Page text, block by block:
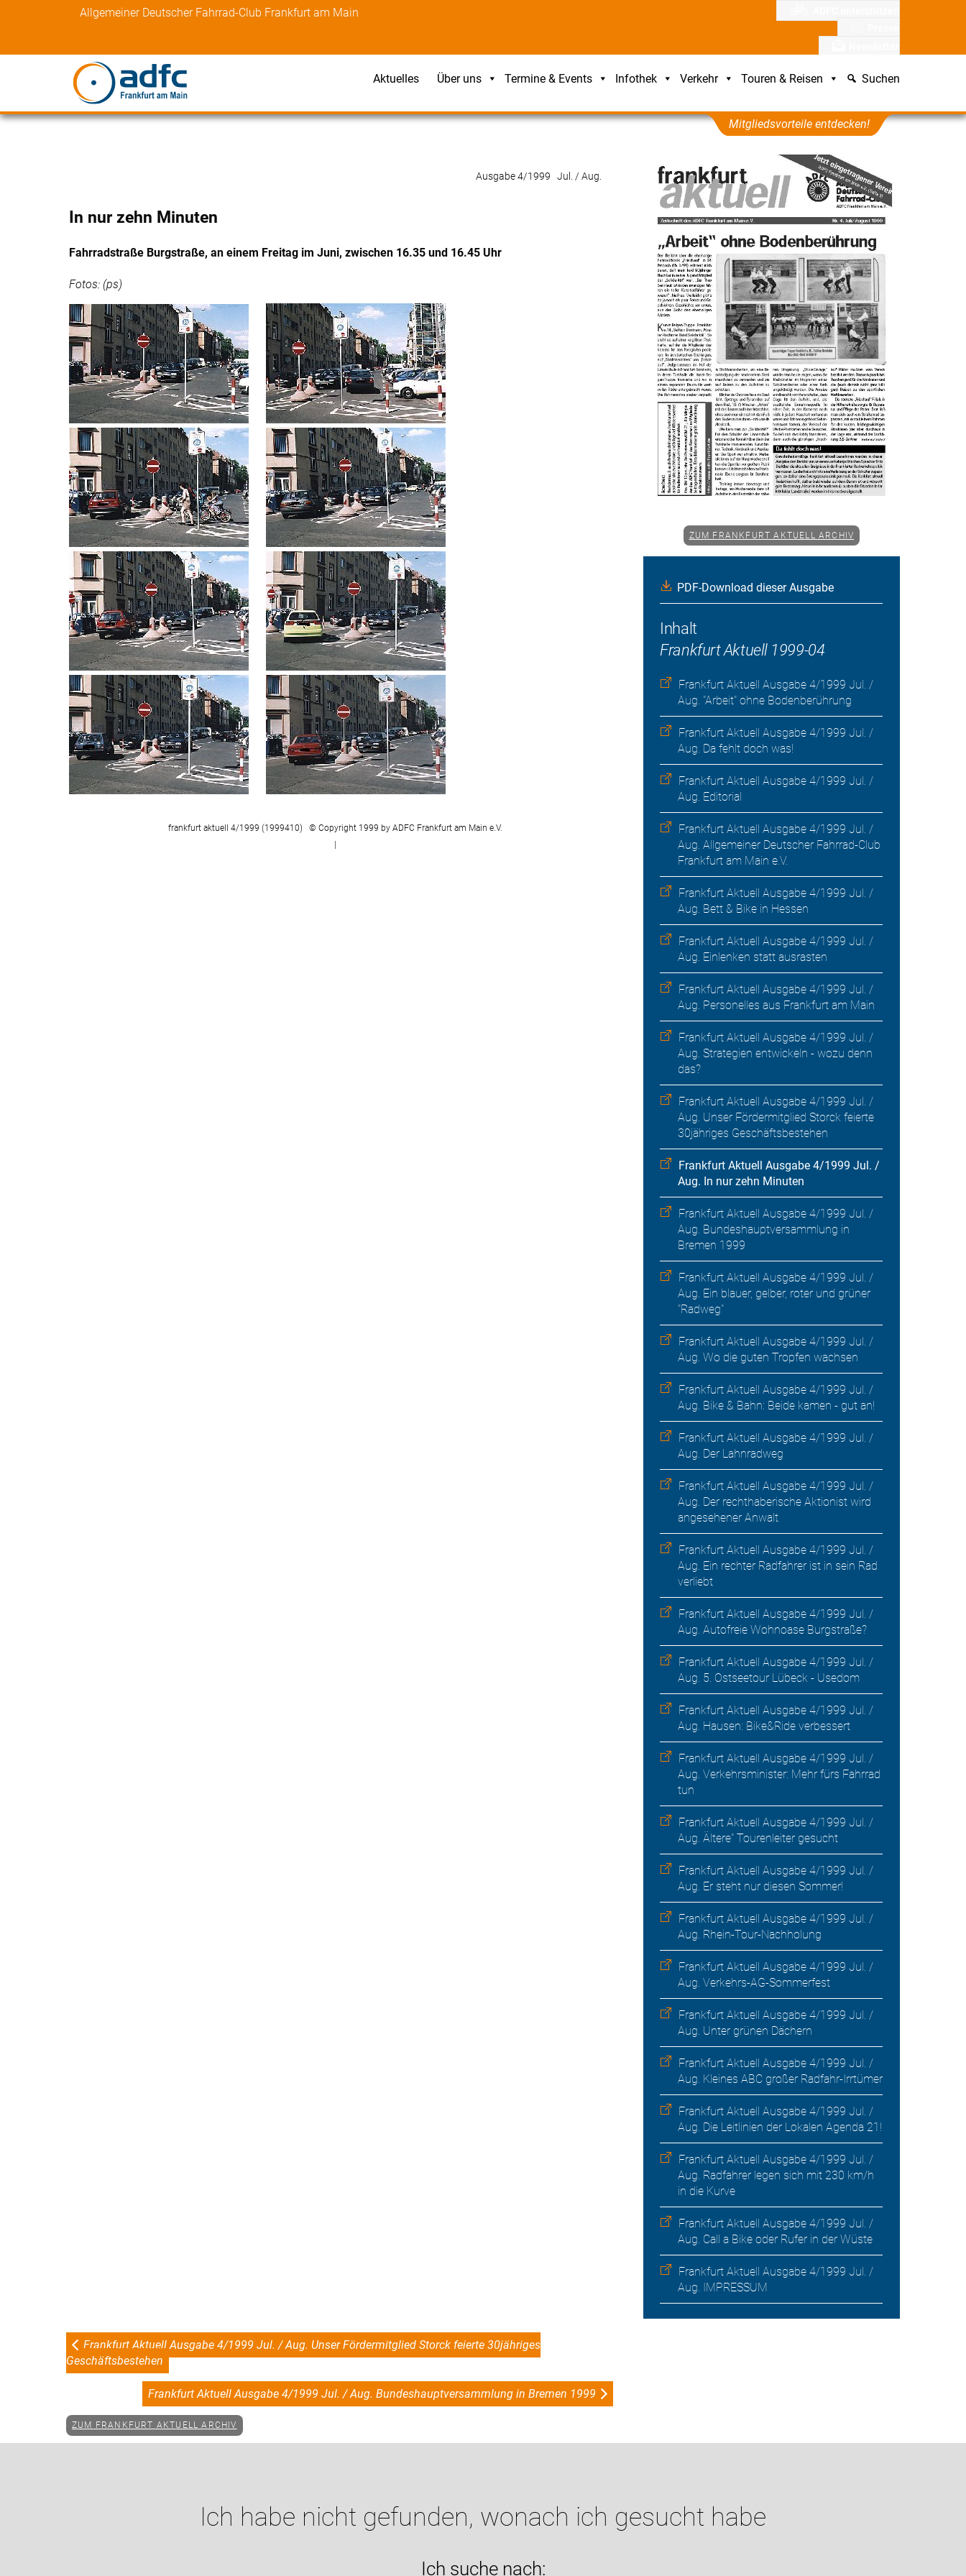
Allgemeiner Deutscher Fahrrad-Club Frankfurt am Main
Aktuelles Über uns Termine & Events Infothek Verkehr Touren & Reisen Suchen
Mitgliedsvorteile entdecken!
Ausgabe 4/1999 Jul. / Aug.
In nur zehn Minuten
Fahrradstraße Burgstraße, an einem Freitag im Juni, zwischen 16.35 und 16.45 Uhr
Fotos: (ps)
frankfurt aktuell 4/1999 (1999410) © Copyright 1999 by ADFC Frankfurt am Main e.V.
|
ZUM FRANKFURT AKTUELL ARCHIV
PDF-Download dieser Ausgabe
Inhalt
Frankfurt Aktuell 1999-04
Frankfurt Aktuell Ausgabe 4/1999 Jul. /
Aug. "Arbeit" ohne Bodenberührung
Frankfurt Aktuell Ausgabe 4/1999 Jul. /
Aug. Da fehlt doch was!
Frankfurt Aktuell Ausgabe 4/1999 Jul. /
Aug. Editorial
Frankfurt Aktuell Ausgabe 4/1999 Jul. /
Aug. Allgemeiner Deutscher Fahrrad-Club
Frankfurt am Main e.V.
Frankfurt Aktuell Ausgabe 4/1999 Jul. /
Aug. Bett & Bike in Hessen
Frankfurt Aktuell Ausgabe 4/1999 Jul. /
Aug. Einlenken statt ausrasten
Frankfurt Aktuell Ausgabe 4/1999 Jul. /
Aug. Personelles aus Frankfurt am Main
Frankfurt Aktuell Ausgabe 4/1999 Jul. /
Aug. Strategien entwickeln - wozu denn
das?
Frankfurt Aktuell Ausgabe 4/1999 Jul. /
Aug. Unser Fördermitglied Storck feierte
30jähriges Geschäftsbestehen
Frankfurt Aktuell Ausgabe 4/1999 Jul. /
Aug. In nur zehn Minuten
Frankfurt Aktuell Ausgabe 4/1999 Jul. /
Aug. Bundeshauptversammlung in
Bremen 1999
Frankfurt Aktuell Ausgabe 4/1999 Jul. /
Aug. Ein blauer, gelber, roter und grüner
"Radweg"
Frankfurt Aktuell Ausgabe 4/1999 Jul. /
Aug. Wo die guten Tropfen wachsen
Frankfurt Aktuell Ausgabe 4/1999 Jul. /
Aug. Bike & Bahn: Beide kamen - gut an!
Frankfurt Aktuell Ausgabe 4/1999 Jul. /
Aug. Der Lahnradweg
Frankfurt Aktuell Ausgabe 4/1999 Jul. /
Aug. Der rechthaberische Aktionist wird
angesehener Anwalt
Frankfurt Aktuell Ausgabe 4/1999 Jul. /
Aug. Ein rechter Radfahrer ist in sein Rad
verliebt
Frankfurt Aktuell Ausgabe 4/1999 Jul. /
Aug. Autofreie Wohnoase Burgstraße?
Frankfurt Aktuell Ausgabe 4/1999 Jul. /
Aug. 5. Ostseetour Lübeck - Usedom
Frankfurt Aktuell Ausgabe 4/1999 Jul. /
Aug. Hausen: Bike&Ride verbessert
Frankfurt Aktuell Ausgabe 4/1999 Jul. /
Aug. Verkehrsminister: Mehr fürs Fahrrad
tun
Frankfurt Aktuell Ausgabe 4/1999 Jul. /
Aug. Ältere" Tourenleiter gesucht
Frankfurt Aktuell Ausgabe 4/1999 Jul. /
Aug. Er steht nur diesen Sommer!
Frankfurt Aktuell Ausgabe 4/1999 Jul. /
Aug. Rhein-Tour-Nachholung
Frankfurt Aktuell Ausgabe 4/1999 Jul. /
Aug. Verkehrs-AG-Sommerfest
Frankfurt Aktuell Ausgabe 4/1999 Jul. /
Aug. Unter grünen Dächern
Frankfurt Aktuell Ausgabe 4/1999 Jul. /
Aug. Kleines ABC großer Radfahr-Irrtümer
Frankfurt Aktuell Ausgabe 4/1999 Jul. /
Aug. Die Leitlinien der Lokalen Agenda 21!
Frankfurt Aktuell Ausgabe 4/1999 Jul. /
Aug. Radfahrer legen sich mit 230 km/h
in die Kurve
Frankfurt Aktuell Ausgabe 4/1999 Jul. /
Aug. Call a Bike oder Rufer in der Wüste
Frankfurt Aktuell Ausgabe 4/1999 Jul. /
Aug. IMPRESSUM
Frankfurt Aktuell Ausgabe 4/1999 Jul. / Aug. Unser Fördermitglied Storck feierte 30jähriges
Geschäftsbestehen
Frankfurt Aktuell Ausgabe 4/1999 Jul. / Aug. Bundeshauptversammlung in Bremen 1999
ZUM FRANKFURT AKTUELL ARCHIV
Ich habe nicht gefunden, wonach ich gesucht habe
Ich suche nach: